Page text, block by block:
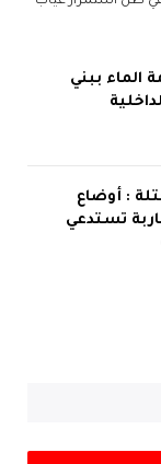
الماء ببني
: أوضاع
تستدعي